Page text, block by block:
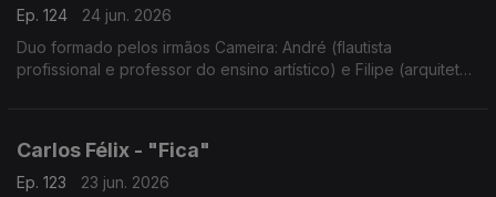
Ep. 124
24 jun. 2026
Duo formado pelos irmãos Cameira: André (flautista
profissional e professor do ensino artístico) e Filipe (arquiteto
Carlos Félix - "Fica"
Ep. 123
23 jun. 2026